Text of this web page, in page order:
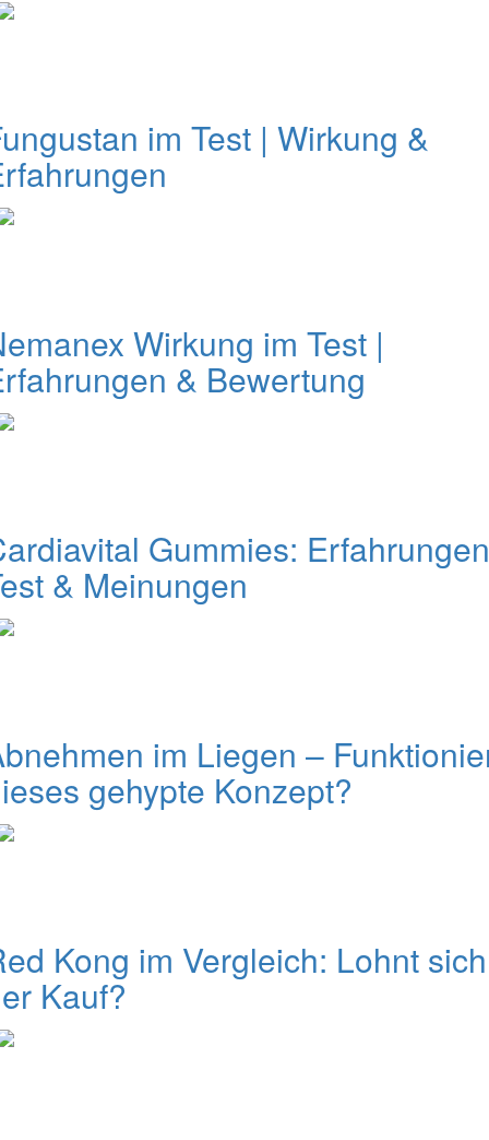
im Test | Wirkung &
Wirkung im Test |
& Bewertung
Gummies:
& Meinungen
im Liegen –
gehypte Konzept?
Kong im Vergleich: Lohnt sich
Kauf?